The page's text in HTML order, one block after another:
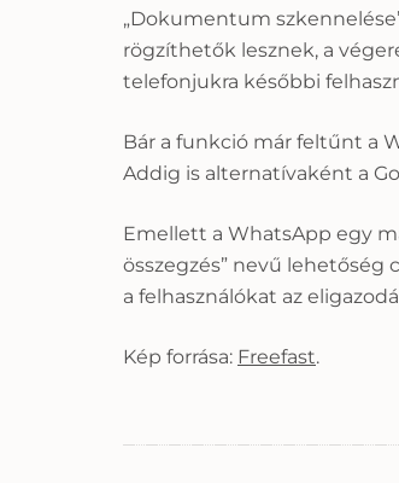
„Dokumentum
rögzíthetők lesznek, a
telefonjukra későbbi
Bár a funkció már feltűnt a
Addig is alternatívaként a
Emellett a WhatsApp egy
összegzés” nevű lehetőség
a felhasználókat az
Kép forrása: Freefast.